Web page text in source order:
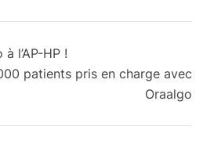
l’AP-HP !
patients pris en charge avec
Oraalgo